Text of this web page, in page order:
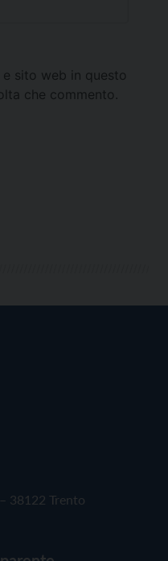
sito web in questo
che commento.
38122 Trento